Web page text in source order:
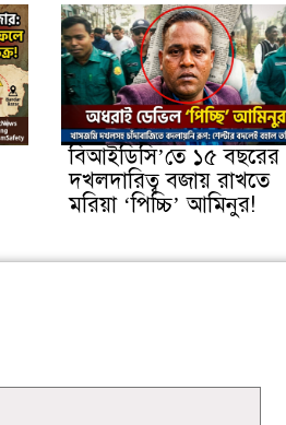
বিআইডিসি’তে ১৫ বছরের
দখলদারিত্ব বজায় রাখতে
মরিয়া ‘পিচ্চি’ আমিনুর!